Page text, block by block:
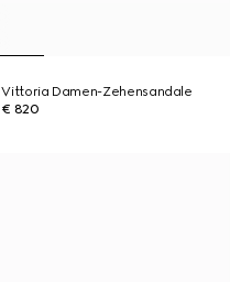
Vittoria Damen-Zehensandale
€ 820